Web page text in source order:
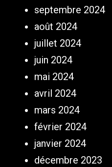
septembre 2024
août 2024
juillet 2024
juin 2024
mai 2024
avril 2024
mars 2024
février 2024
janvier 2024
décembre 2023